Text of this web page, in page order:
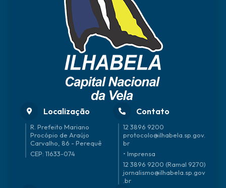
Localização
R. Prefeito Mariano
Procópio de Araújo
Carvalho, 86 - Perequê
CEP: 11633-074
Contato
12 3896 9200
protocolo@ilhabela.sp.gov.
br
• Imprensa
12 3896 9200 (Ramal 9270)
jornalismo@ilhabela.sp.gov
.br